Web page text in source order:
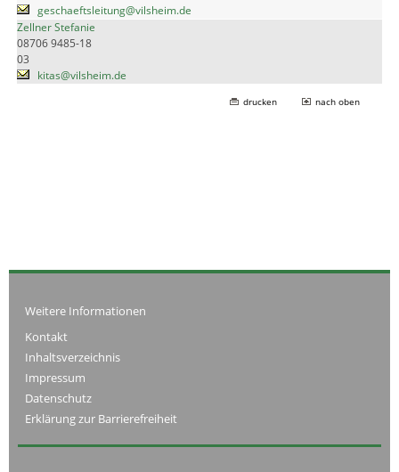
geschaeftsleitung@vilsheim.de
Zellner Stefanie
08706 9485-18
03
kitas@vilsheim.de
drucken nach oben
Weitere Informationen
Kontakt
Inhaltsverzeichnis
Impressum
Datenschutz
Erklärung zur Barrierefreiheit